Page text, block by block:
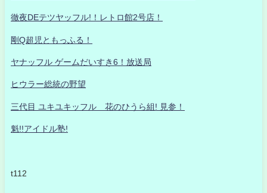
徹夜DEテツヤッフル!！レトロ館2号店！
剛Q超児ともっふる！
ヤナッフル ゲームだいすき6！放送局
ヒウラー総統の野望
三代目 ユキユキッフル 花のひうら組! 見参！
魁!!アイドル塾!
t112